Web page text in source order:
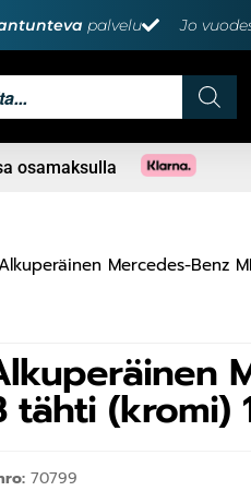
palvelu Jo
osamaksulla
Mercedes-Benz
tähti (kromi)
70799